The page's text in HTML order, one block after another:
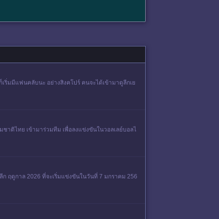
ริ่มมีแฟนคลับนะ อย่างสิงคโปร์ คนจะได้เข้ามาดูลีกเย
าติไทย เข้ามาร่วมทีม เพื่อลงแข่งขันในวอลเลย์บอลไ
ฤดูกาล 2026 ที่จะเริ่มแข่งขันในวันที่ 7 มกราคม 256